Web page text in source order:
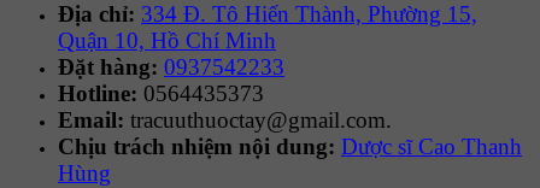
Địa chỉ: 334 Đ. Tô Hiến Thành, Phường 15,
Quận 10, Hồ Chí Minh
Đặt hàng: 0937542233
Hotline: 0564435373
Email: tracuuthuoctay@gmail.com.
Chịu trách nhiệm nội dung: Dược sĩ Cao Thanh
Hùng